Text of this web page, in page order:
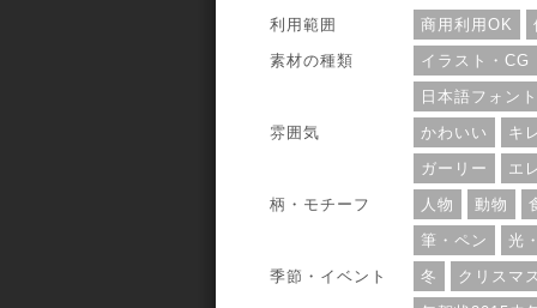
利用範囲 商用利用OK
素材の種類
イラスト・CG
日本語フォン
雰囲気
かわいい
キ
ガーリー
エ
柄・モチーフ
人物 動物
筆・ペン
光
季節・イベント
冬
クリスマ